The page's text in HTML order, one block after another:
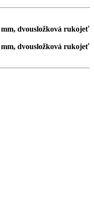
mm, dvousložková rukojeť
mm, dvousložková rukojeť